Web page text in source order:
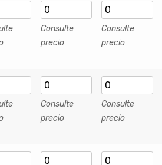
Consulte
precio
Consulte
precio
Consulte
precio
Consulte
precio